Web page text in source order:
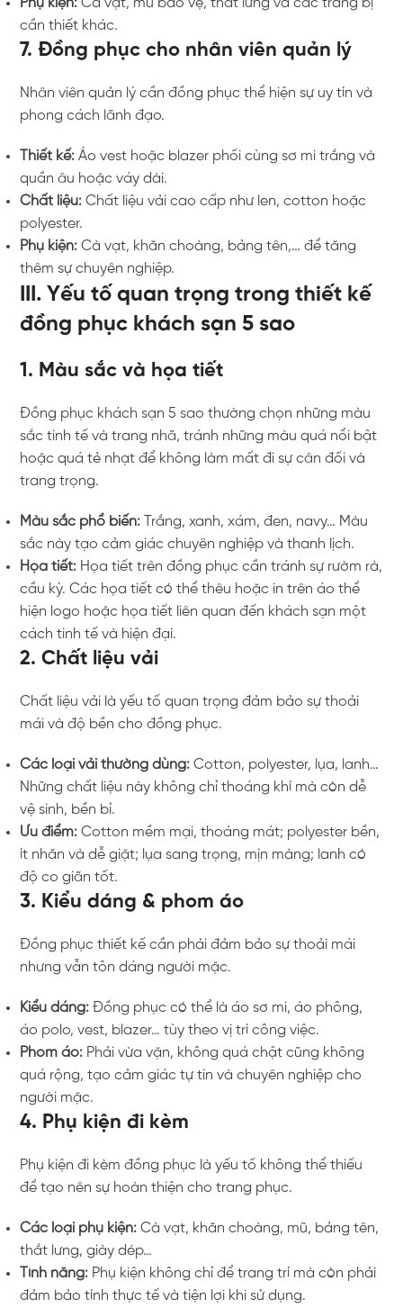
Phụ kiện: Cà vạt, mũ bảo vệ, thắt lưng và các trang bị
cần thiết khác.
7. Đồng phục cho nhân viên quản lý
Nhân viên quản lý cần đồng phục thể hiện sự uy tín và
phong cách lãnh đạo.
Thiết kế: Áo vest hoặc blazer phối cùng sơ mi trắng và
quần âu hoặc váy dài.
Chất liệu: Chất liệu vải cao cấp như len, cotton hoặc
polyester.
Phụ kiện: Cà vạt, khăn choàng, bảng tên,… để tăng
thêm sự chuyên nghiệp.
III. Yếu tố quan trọng trong thiết kế
đồng phục khách sạn 5 sao
1. Màu sắc và họa tiết
Đồng phục khách sạn 5 sao thường chọn những màu
sắc tinh tế và trang nhã, tránh những màu quá nổi bật
hoặc quá tẻ nhạt để không làm mất đi sự cân đối và
trang trọng.
Màu sắc phổ biến: Trắng, xanh, xám, đen, navy… Màu
sắc này tạo cảm giác chuyên nghiệp và thanh lịch.
Họa tiết: Họa tiết trên đồng phục cần tránh sự rườm rà,
cầu kỳ. Các họa tiết có thể thêu hoặc in trên áo thể
hiện logo hoặc họa tiết liên quan đến khách sạn một
cách tinh tế và hiện đại.
2. Chất liệu vải
Chất liệu vải là yếu tố quan trọng đảm bảo sự thoải
mái và độ bền cho đồng phục.
Các loại vải thường dùng: Cotton, polyester, lụa, lanh…
Những chất liệu này không chỉ thoáng khí mà còn dễ
vệ sinh, bền bỉ.
Ưu điểm: Cotton mềm mại, thoáng mát; polyester bền,
ít nhăn và dễ giặt; lụa sang trọng, mịn màng; lanh có
độ co giãn tốt.
3. Kiểu dáng & phom áo
Đồng phục thiết kế cần phải đảm bảo sự thoải mái
nhưng vẫn tôn dáng người mặc.
Kiểu dáng: Đồng phục có thể là áo sơ mi, áo phông,
áo polo, vest, blazer… tùy theo vị trí công việc.
Phom áo: Phải vừa vặn, không quá chật cũng không
quá rộng, tạo cảm giác tự tin và chuyên nghiệp cho
người mặc.
4. Phụ kiện đi kèm
Phụ kiện đi kèm đồng phục là yếu tố không thể thiếu
để tạo nên sự hoàn thiện cho trang phục.
Các loại phụ kiện: Cà vạt, khăn choàng, mũ, bảng tên,
thắt lưng, giày dép…
Tính năng: Phụ kiện không chỉ để trang trí mà còn phải
đảm bảo tính thực tế và tiện lợi khi sử dụng.